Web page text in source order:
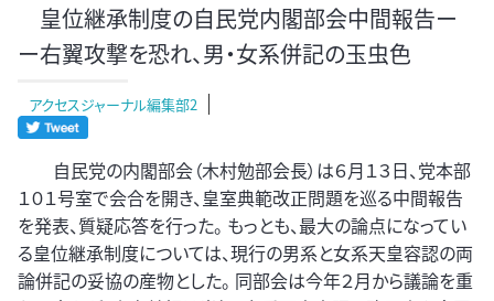
皇位継承制度の自民党内閣部会中間報告ー
ー右翼攻撃を恐れ、男・女系併記の玉虫色
アクセスジャーナル編集部2
自民党の内閣部会（木村勉部会長）は６月１３日、党本部
１０１号室で会合を開き、皇室典範改正問題を巡る中間報告
を発表、質疑応答を行った。 もっとも、最大の論点になってい
る皇位継承制度については、現行の男系と女系天皇容認の両
論併記の妥協の産物とした。 同部会は今年２月から議論を重